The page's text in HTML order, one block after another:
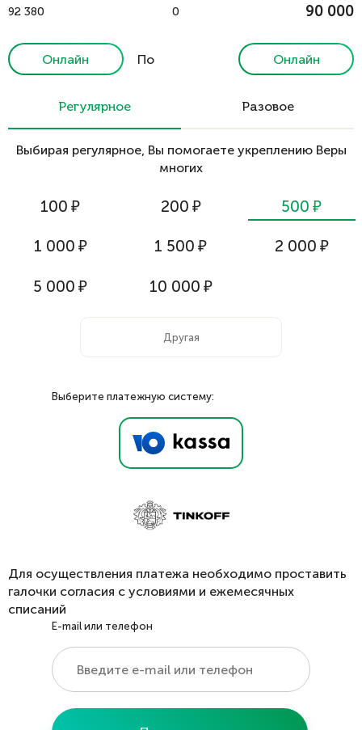
92 380 0 90 000
Онлайн
По
Онлайн
Регулярное Разовое
Выбирая регулярное, Вы помогаете укреплению Веры
многих
100 ₽ 200 ₽ 500 ₽
1 000 ₽ 1 500 ₽ 2 000 ₽
5 000 ₽ 10 000 ₽
Выберите платежную систему:
Для осуществления платежа необходимо проставить
галочки согласия с условиями и ежемесячных
списаний
E-mail или телефон